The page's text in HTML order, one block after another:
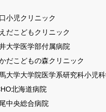
小児クリニック
だこどもクリニック
大学医学部付属病院
だこどもの森クリニック
大学大学院医学系研究科小児
北海道病院
尾中央総合病院
について
ついて